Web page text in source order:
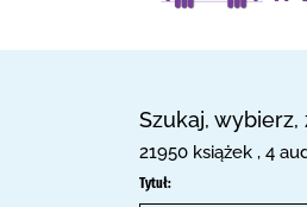
Szukaj,
21950 książek , 4
Tytuł: